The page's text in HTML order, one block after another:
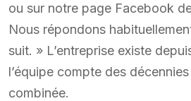
ou sur notre page Facebook
Nous répondons
suit. » L’entreprise existe
l’équipe compte des
combinée.